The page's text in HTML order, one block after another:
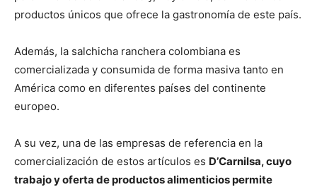
productos únicos que ofrece la gastronomía de este país.
Además, la salchicha ranchera colombiana es
comercializada y consumida de forma masiva tanto en
América como en diferentes países del continente
europeo.
A su vez, una de las empresas de referencia en la
comercialización de estos artículos es D’Carnilsa, cuyo
trabajo y oferta de productos alimenticios permite